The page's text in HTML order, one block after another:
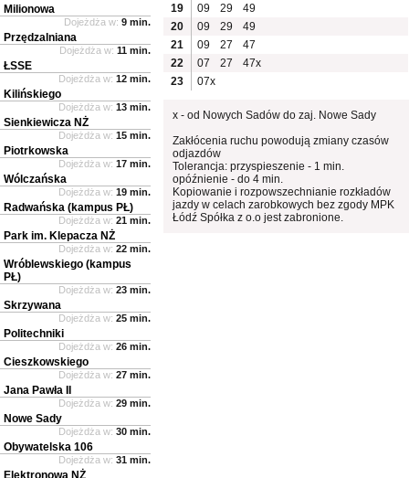
19
09 29
49
20
09 29
49
21
09 27
47
22
07 27
47x
23
07x
x - od Nowych Sadów do zaj. Nowe Sady
Zakłócenia ruchu powodują zmiany czasów
odjazdów
Tolerancja: przyspieszenie - 1 min.
opóźnienie - do 4 min.
Kopiowanie i rozpowszechnianie rozkładów
jazdy w celach zarobkowych bez zgody MPK
Łódź Spółka z o.o jest zabronione.
Milionowa
Dojeżdża w: 9 min.
Przędzalniana
Dojeżdża w: 11 min.
ŁSSE
Dojeżdża w: 12 min.
Kilińskiego
Dojeżdża w: 13 min.
Sienkiewicza NŻ
Dojeżdża w: 15 min.
Piotrkowska
Dojeżdża w: 17 min.
Wólczańska
Dojeżdża w: 19 min.
Radwańska (kampus PŁ)
Dojeżdża w: 21 min.
Park im. Klepacza NŻ
Dojeżdża w: 22 min.
Wróblewskiego (kampus
PŁ)
Dojeżdża w: 23 min.
Skrzywana
Dojeżdża w: 25 min.
Politechniki
Dojeżdża w: 26 min.
Cieszkowskiego
Dojeżdża w: 27 min.
Jana Pawła II
Dojeżdża w: 29 min.
Nowe Sady
Dojeżdża w: 30 min.
Obywatelska 106
Dojeżdża w: 31 min.
Elektronowa NŻ